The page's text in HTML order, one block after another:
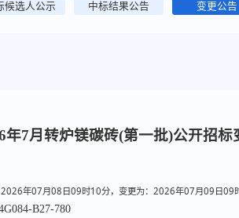
候选人公示 中标结果公告 变更公告
年7月转炉镁碳砖(第一批)公开招标
年07月08日09时10分，变更为：2026年07月09日09
B27-780